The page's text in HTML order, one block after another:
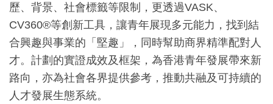
歷、背景、社會標籤等限制，更透過VASK、
CV360®等創新工具，讓青年展現多元能力，找到結
合興趣與事業的「堅趣」，同時幫助商界精準配對人
才。計劃的實證成效及框架，為香港青年發展帶來新
路向，亦為社會各界提供參考，推動共融及可持續的
人才發展生態系統。